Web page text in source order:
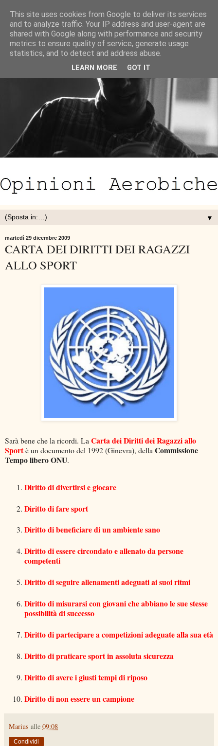
▼
martedì 29 dicembre 2009
CARTA DEI DIRITTI DEI RAGAZZI
ALLO SPORT
Sarà bene che la ricordi. La Carta dei Diritti dei Ragazzi allo
Sportè un documento del 1992 (Ginevra), della Commissione
Tempo libero ONU.
Diritto di divertirsi e giocare
Diritto di fare sport
Diritto di beneficiare di un ambiente sano
Diritto di essere circondato e allenato da persone
competenti
Diritto di seguire allenamenti adeguati ai suoi ritmi
Diritto di misurarsi con giovani che abbiano le sue stesse
possibilità di successo
Diritto di partecipare a competizioni adeguate alla sua età
Diritto di praticare sport in assoluta sicurezza
Diritto di avere i giusti tempi di riposo
Diritto di non essere un campione
Marius alle 09:08
Condividi
This site uses cookies from Google to deliver its services
and to analyze traffic. Your IP address and user-agent are
shared with Google along with performance and security
metrics to ensure quality of service, generate usage
statistics, and to detect and address abuse.
LEARN MORE GOT IT